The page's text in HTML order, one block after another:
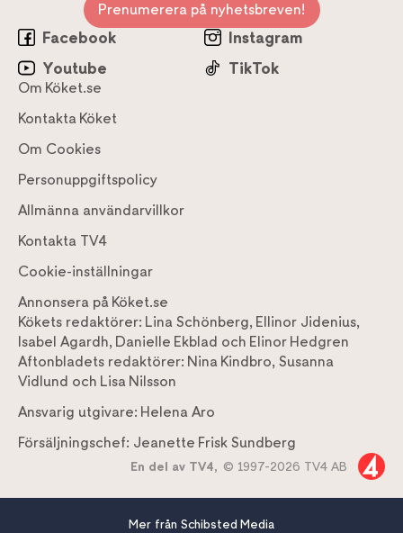
Prenumerera på nyhetsbreven!
Facebook
Instagram
Youtube
TikTok
Om Köket.se
Kontakta Köket
Om Cookies
Personuppgiftspolicy
Allmänna användarvillkor
Kontakta TV4
Cookie-inställningar
Annonsera på Köket.se
Kökets redaktörer: Lina Schönberg, Ellinor Jidenius,
Isabel Agardh, Danielle Ekblad och Elinor Hedgren
Aftonbladets redaktörer: Nina Kindbro, Susanna
Vidlund och Lisa Nilsson
Ansvarig utgivare: Helena Aro
Försäljningschef: Jeanette Frisk Sundberg
En del av TV4, © 1997-2026 TV4 AB
Mer från Schibsted Media